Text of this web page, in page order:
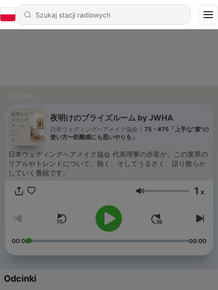
夜明けのブライズルーム by JWHA
日本ウェディングヘアメイク協会
75 - #75「上手な"素"の
使い方〜距離感にも思いやりを」
日本ウェディングヘアメイク協会 代表理事の赤星が、この業界の
リアルやトレンドについて、熱く、そしてうるさく、語り散らか
していく番組です。
Głośność 1 x
00:00 00:00
Odcinki